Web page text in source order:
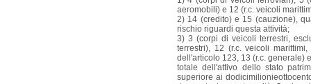
aeromobili) e 12 (r.c. veicoli
2) 14 (credito) e 15 (cauzione),
rischio riguardi questa attività;
3) 3 (corpi di veicoli terrestri,
terrestri), 12 (r.c. veicoli
dell'articolo 123, 13 (r.c. generale)
totale dell'attivo dello stato
superiore ai